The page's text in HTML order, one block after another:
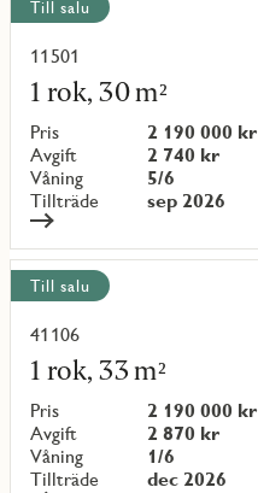
Till salu
11501
1 rok, 30 m²
Pris
2 190 000 kr
Avgift
2 740 kr
Våning
5/6
Tillträde
sep 2026
Läs
mer
om
objekt
{objectNumber}
Till salu
41106
1 rok, 33 m²
Pris
2 190 000 kr
Avgift
2 870 kr
Våning
1/6
Tillträde
dec 2026
Läs
mer
om
objekt
{objectNumber}